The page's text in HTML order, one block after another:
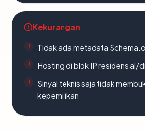
Kekurangan
Tidak ada metadata
Hosting di blok IP residensial/
Sinyal teknis saja tidak
kepemilikan